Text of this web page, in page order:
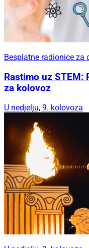
Besplatne radionice za
Rastimo uz STEM:
za kolovoz
U nedjelju, 9. kolovoza